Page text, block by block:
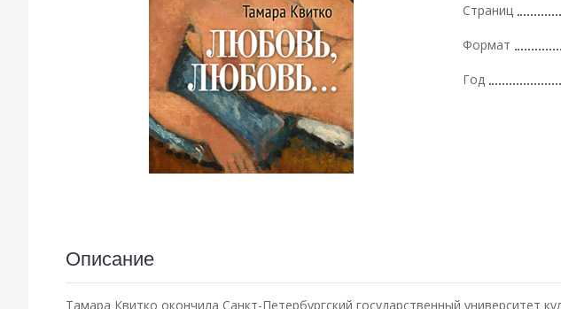
Страниц
Формат
Год
Описание
Тамара Квитко окончила Санкт-Петербургский государственный университет